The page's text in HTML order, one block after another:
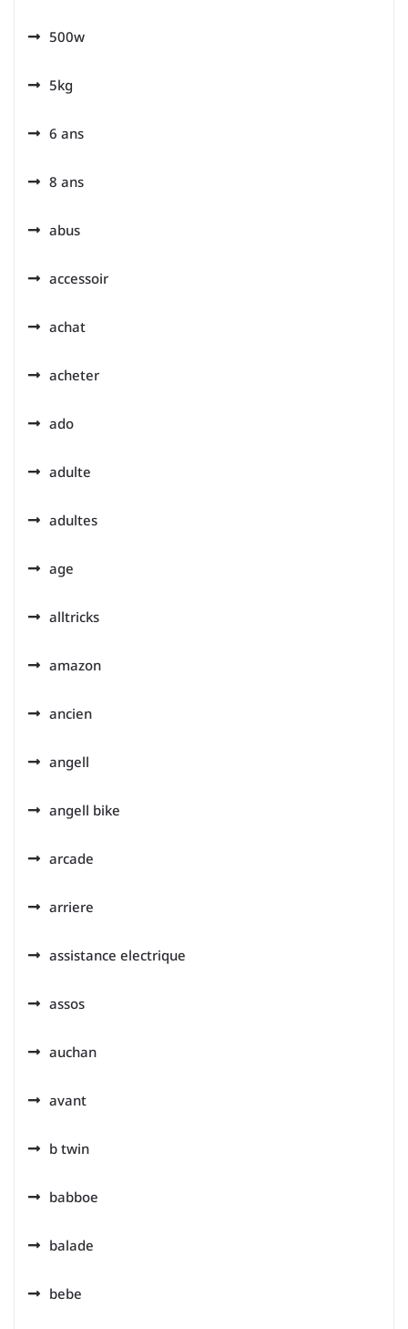
500w
5kg
6 ans
8 ans
abus
accessoir
achat
acheter
ado
adulte
adultes
age
alltricks
amazon
ancien
angell
angell bike
arcade
arriere
assistance electrique
assos
auchan
avant
b twin
babboe
balade
bebe